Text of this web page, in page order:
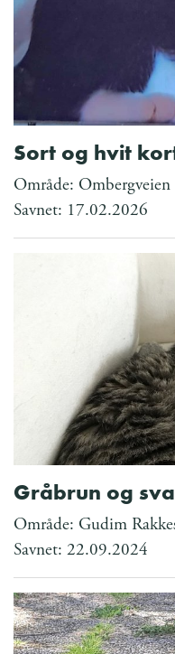
Sort og hvit
Område: Ombergveien
Savnet: 17.02.2026
Gråbrun og
Område: Gudim
Savnet: 22.09.2024